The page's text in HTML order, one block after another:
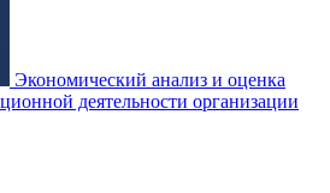
Экономический анализ и оценка
деятельности организации